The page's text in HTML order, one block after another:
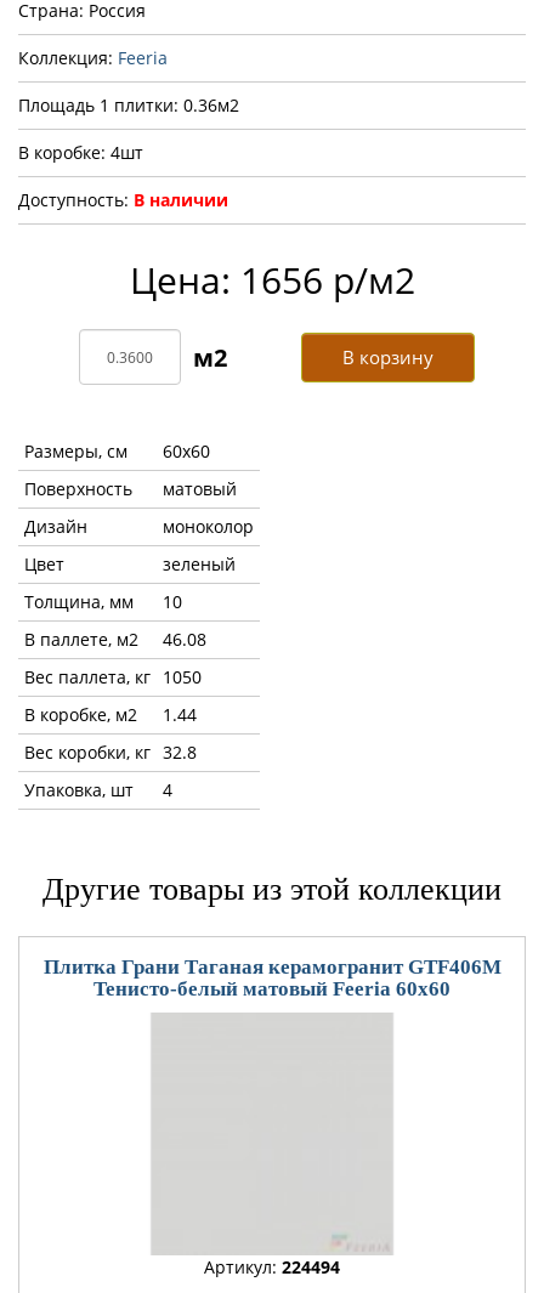
Страна: Россия
Коллекция: Feeria
Площадь 1 плитки: 0.36м2
В коробке: 4шт
Доступность: В наличии
Цена: 1656 р/м2
В корзину
Размеры, см
60x60
Поверхность
матовый
Дизайн
моноколор
Цвет
зеленый
Толщина, мм
10
В паллете, м2
46.08
Вес паллета, кг 1050
В коробке, м2
1.44
Вес коробки, кг 32.8
Упаковка, шт
4
Другие товары из этой коллекции
Плитка Грани Таганая керамогранит GTF406М
Тенисто-белый матовый Feeria 60x60
Артикул: 224494